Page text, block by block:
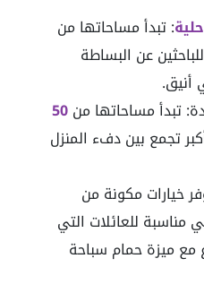
: تبدأ مساحاتها من
عن البساطة
أنيق.
تبدأ مساحاتها من50
تجمع بين دفء المنزل
خيارات مكونة من
للعائلات التي
مع ميزة حمام سباحة